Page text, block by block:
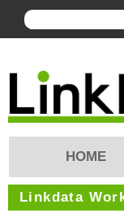
HOME
Linkdata